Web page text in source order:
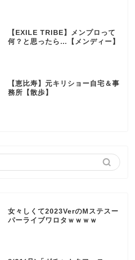
【EXILE TRIBE】メンプロって
何？と思ったら…【メンディー】
【恵比寿】元キリショー自宅＆事
務所【散歩】
女々しくて2023VerのMステスー
パーライブワロタｗｗｗｗ